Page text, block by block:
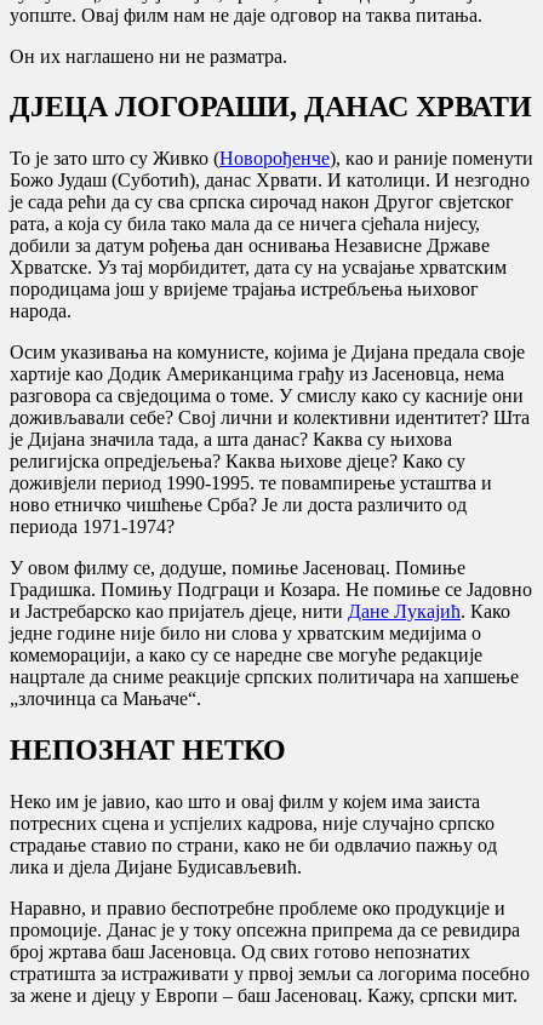
уопште. Овај филм нам не даје одговор на таква питања.
Он их наглашено ни не разматра.
ДЈЕЦА ЛОГОРАШИ, ДАНАС ХРВАТИ
То је зато што су Живко (Новорођенче), као и раније поменути
Божо Јудаш (Суботић), данас Хрвати. И католици. И незгодно
је сада рећи да су сва српска сирочад након Другог свјетског
рата, а која су била тако мала да се ничега сјећала нијесу,
добили за датум рођења дан оснивања Независне Државе
Хрватске. Уз тај морбидитет, дата су на усвајање хрватским
породицама још у вријеме трајања истребљења њиховог
народа.
Осим указивања на комунисте, којима је Дијана предала своје
хартије као Додик Американцима грађу из Јасеновца, нема
разговора са свједоцима о томе. У смислу како су касније они
доживљавали себе? Свој лични и колективни идентитет? Шта
је Дијана значила тада, а шта данас? Каква су њихова
религијска опредјељења? Каква њихове дјеце? Како су
доживјели период 1990-1995. те повампирење усташтва и
ново етничко чишћење Срба? Је ли доста различито од
периода 1971-1974?
У овом филму се, додуше, помиње Јасеновац. Помиње
Градишка. Помињу Подграци и Козара. Не помиње се Јадовно
и Јастребарско као пријатељ дјеце, нити Дане Лукајић. Како
једне године није било ни слова у хрватским медијима о
комеморацији, а како су се наредне све могуће редакције
нацртале да сниме реакције српских политичара на хапшење
„злочинца са Мањаче“.
НЕПОЗНАТ НЕТКО
Неко им је јавио, као што и овај филм у којем има заиста
потресних сцена и успјелих кадрова, није случајно српско
страдање ставио по страни, како не би одвлачио пажњу од
лика и дјела Дијане Будисављевић.
Наравно, и правио беспотребне проблеме око продукције и
промоције. Данас је у току опсежна припрема да се ревидира
број жртава баш Јасеновца. Од свих готово непознатих
стратишта за истраживати у првој земљи са логорима посебно
за жене и дјецу у Европи – баш Јасеновац. Кажу, српски мит.